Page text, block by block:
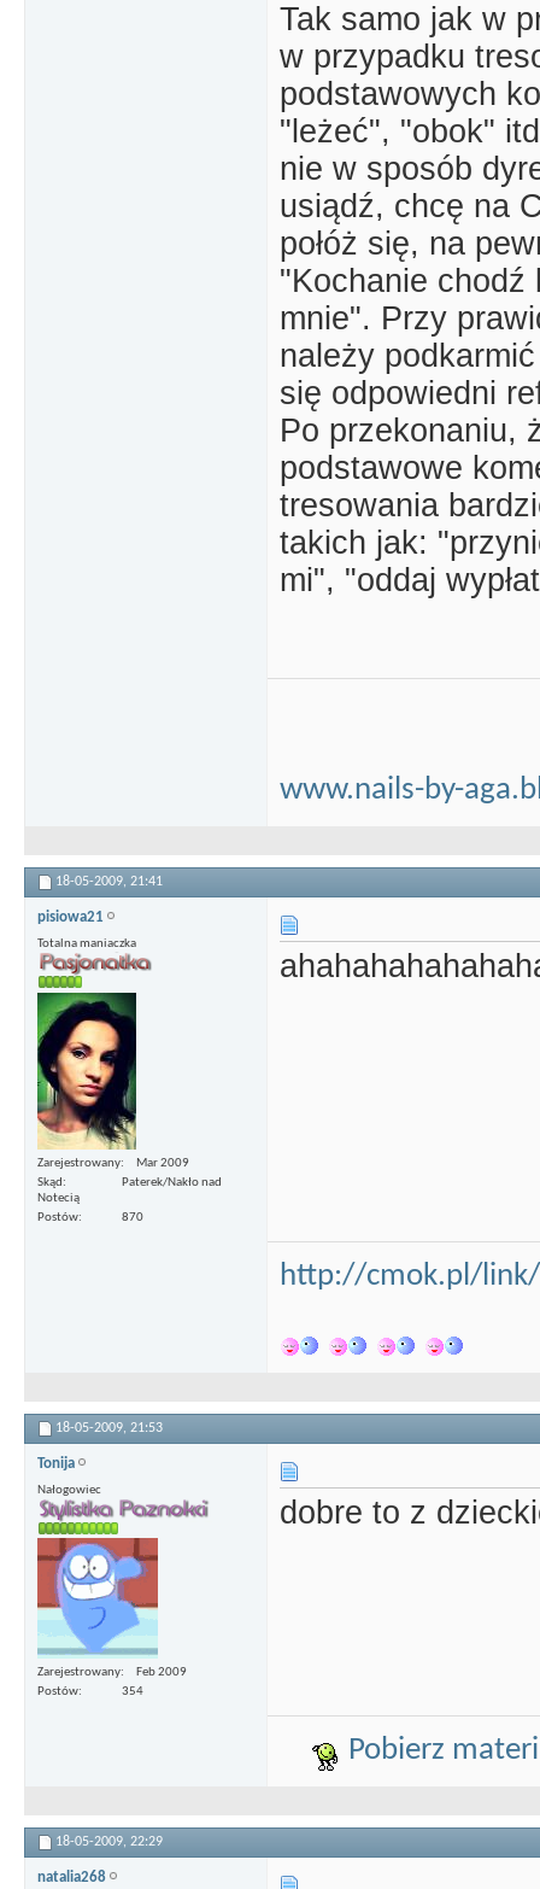
Tak samo jak w
w przypadku
podstawowych
"leżeć", "obok"
nie w sposób
usiądź, chcę na
połóż się, na
"Kochanie chodź
mnie". Przy
należy
się odpowiedni
Po przekonaniu,
podstawowe
tresowania
takich jak:
mi", "oddaj
www.nails-by-
18-05-2009, 21:41
pisiowa21
Totalna maniaczka
Zarejestrowany
Mar 2009
Skąd
Paterek/Nakło nad
Notecią
Postów
870
http://cmok.pl/
18-05-2009, 21:53
Tonija
Nałogowiec
Zarejestrowany
Feb 2009
Postów
354
dobre to z
Pobierz
18-05-2009, 22:29
natalia268